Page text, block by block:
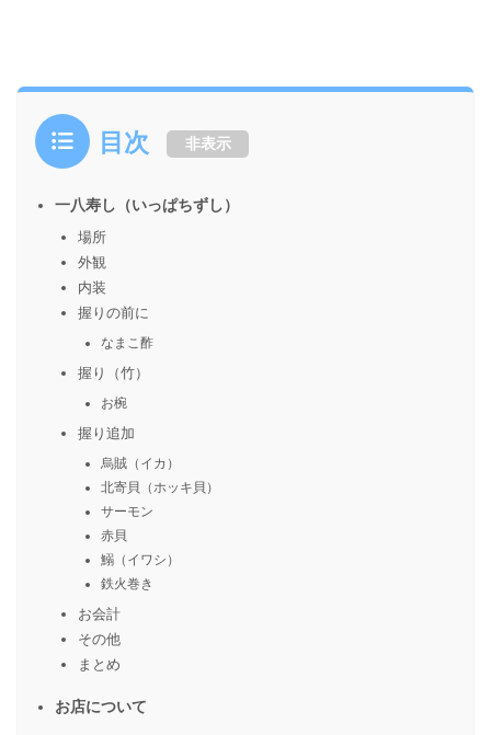
目次 非表示
一八寿し（いっぱちずし）
場所
外観
内装
握りの前に
なまこ酢
握り（竹）
お椀
握り追加
烏賊（イカ）
北寄貝（ホッキ貝）
サーモン
赤貝
鰯（イワシ）
鉄火巻き
お会計
その他
まとめ
お店について